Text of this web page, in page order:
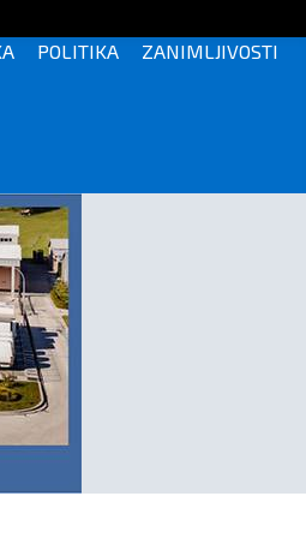
POLITIKA ZANIMLJIVOSTI